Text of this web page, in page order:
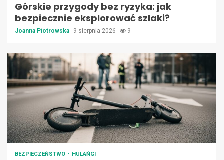
Górskie przygody bez ryzyka: jak
bezpiecznie eksplorować szlaki?
Joanna Piotrowska 9 sierpnia 2026 9
BEZPIECZEŃSTWO HULAŃGI